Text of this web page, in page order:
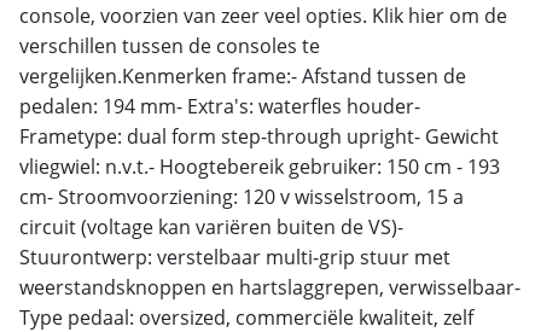
console, voorzien van zeer veel opties. Klik hier om de
verschillen tussen de consoles te
vergelijken.Kenmerken frame:- Afstand tussen de
pedalen: 194 mm- Extra's: waterfles houder-
Frametype: dual form step-through upright- Gewicht
vliegwiel: n.v.t.- Hoogtebereik gebruiker: 150 cm - 193
cm- Stroomvoorziening: 120 v wisselstroom, 15 a
circuit (voltage kan variëren buiten de VS)-
Stuurontwerp: verstelbaar multi-grip stuur met
weerstandsknoppen en hartslaggrepen, verwisselbaar-
Type pedaal: oversized, commerciële kwaliteit, zelf